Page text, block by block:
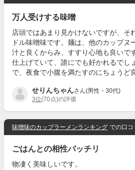
万人受けする味噌
店頭ではあまり見かけないですが、
ドル味噌味です。麺は、他のカップヌ
汁と良くからみ、すすり心地も良いで
仕上げていて、誰にでも好かれるでし
で、夜食で小腹を満たすのにちょうど
せりんちゃんさん(男性・30代)
3位(70点)の評価
味噌味のカップラーメンランキング での口コ
ごはんとの相性バッチリ
物凄く美味しいです。